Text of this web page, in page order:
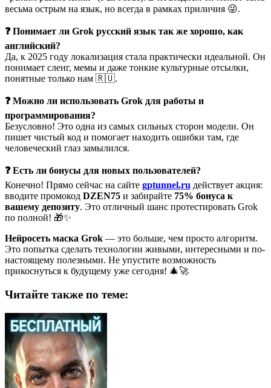
весьма острым на язык, но всегда в рамках приличия 😜.
❓ Понимает ли Grok русский язык так же хорошо, как
английский?
Да, к 2025 году локализация стала практически идеальной. Он
понимает сленг, мемы и даже тонкие культурные отсылки,
понятные только нам 🇷🇺.
❓ Можно ли использовать Grok для работы и
программирования?
Безусловно! Это одна из самых сильных сторон модели. Он
пишет чистый код и помогает находить ошибки там, где
человеческий глаз замылился.
❓ Есть ли бонусы для новых пользователей?
Конечно! Прямо сейчас на сайте gptunnel.ru действует акция:
вводите промокод DZEN75 и забирайте 75% бонуса к
вашему депозиту. Это отличный шанс протестировать Grok
по полной! 🎁✨
Нейросеть маска Grok — это больше, чем просто алгоритм.
Это попытка сделать технологии живыми, интересными и по-
настоящему полезными. Не упустите возможность
прикоснуться к будущему уже сегодня! 🎄🚀
Читайте также по теме: